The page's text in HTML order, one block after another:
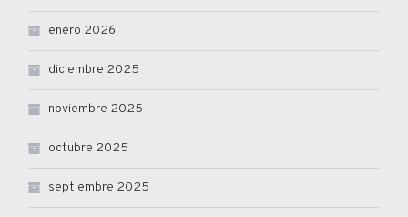
enero 2026
diciembre 2025
noviembre 2025
octubre 2025
septiembre 2025